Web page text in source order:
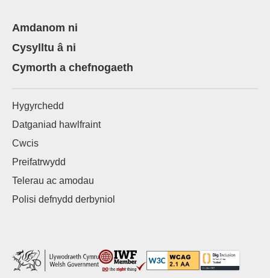
Amdanom ni
Cysylltu â ni
Cymorth a chefnogaeth
Hygyrchedd
Datganiad hawlfraint
Cwcis
Preifatrwydd
Telerau ac amodau
Polisi defnydd derbyniol